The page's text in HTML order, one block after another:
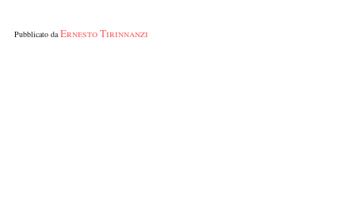
Pubblicato daErnesto Tirinnanzi